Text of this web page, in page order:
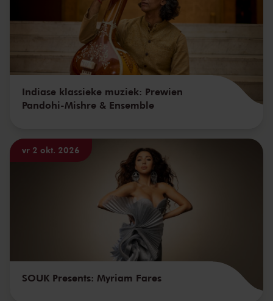
Indiase klassieke muziek: Prewien
Pandohi-Mishre & Ensemble
vr 2 okt. 2026
SOUK Presents: Myriam Fares